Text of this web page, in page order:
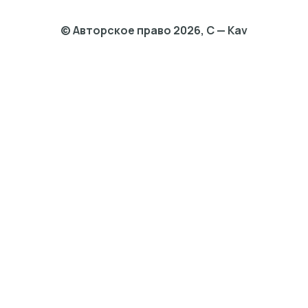
© Авторское право 2026, C — Kav